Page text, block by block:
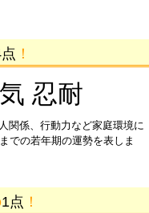
！
忍耐
関係、行動力など家庭環境に
での若年期の運勢を表しま
1点 ！